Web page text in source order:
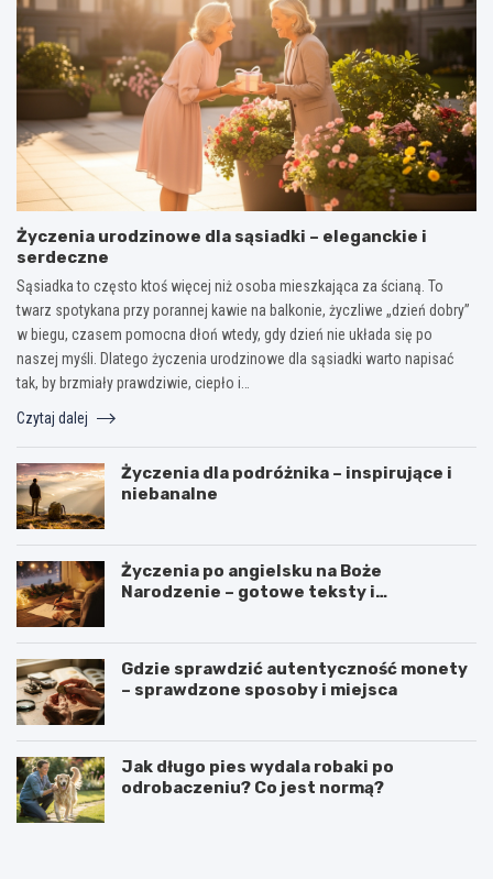
Życzenia urodzinowe dla sąsiadki – eleganckie i
serdeczne
Sąsiadka to często ktoś więcej niż osoba mieszkająca za ścianą. To
twarz spotykana przy porannej kawie na balkonie, życzliwe „dzień dobry”
w biegu, czasem pomocna dłoń wtedy, gdy dzień nie układa się po
naszej myśli. Dlatego życzenia urodzinowe dla sąsiadki warto napisać
tak, by brzmiały prawdziwie, ciepło i…
Czytaj dalej
Życzenia dla podróżnika – inspirujące i
niebanalne
Życzenia po angielsku na Boże
Narodzenie – gotowe teksty i
Gdzie sprawdzić autentyczność monety
– sprawdzone sposoby i miejsca
Jak długo pies wydala robaki po
odrobaczeniu? Co jest normą?